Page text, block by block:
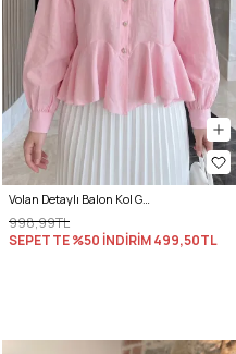
Volan Detaylı Balon Kol Gömlek Y0095 - PEMBE
998,99TL
SEPETTE %50 İNDİRİM499,50TL